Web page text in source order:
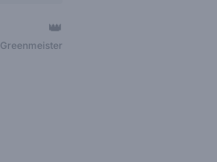
👑
Greenmeister